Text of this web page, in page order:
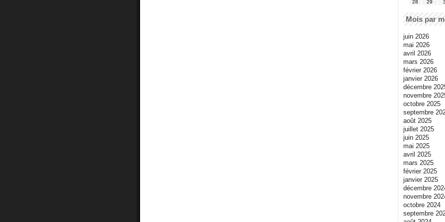
28
29
Mois par
juin 2026
mai 2026
avril 2026
mars 2026
février 2026
janvier 2026
décembre
novembre
octobre 2025
septembre
août 2025
juillet 2025
juin 2025
mai 2025
avril 2025
mars 2025
février 2025
janvier 2025
décembre
novembre
octobre 2024
septembre